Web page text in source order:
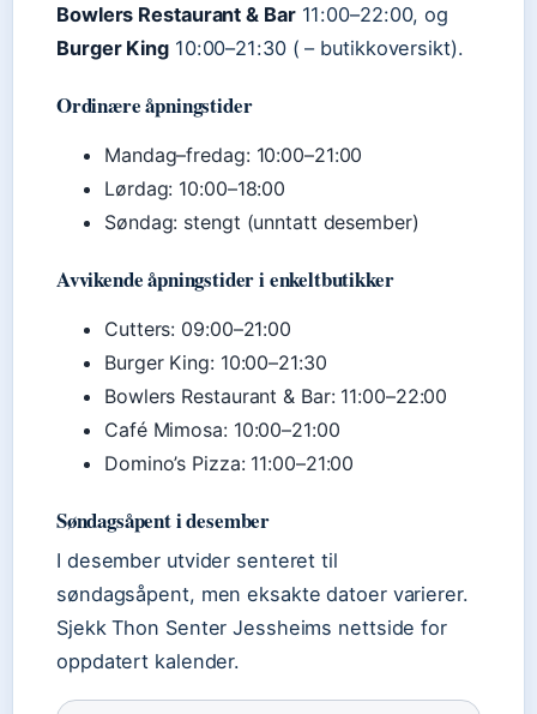
Bowlers Restaurant & Bar11:00–22:00, og
Burger King10:00–21:30 ( – butikkoversikt).
Ordinære åpningstider
Mandag–fredag: 10:00–21:00
Lørdag: 10:00–18:00
Søndag: stengt (unntatt desember)
Avvikende åpningstider i enkeltbutikker
Cutters: 09:00–21:00
Burger King: 10:00–21:30
Bowlers Restaurant & Bar: 11:00–22:00
Café Mimosa: 10:00–21:00
Domino’s Pizza: 11:00–21:00
Søndagsåpent i desember
I desember utvider senteret til
søndagsåpent, men eksakte datoer varierer.
Sjekk Thon Senter Jessheims nettside for
oppdatert kalender.